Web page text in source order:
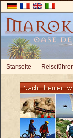
Startseite Reiseführer